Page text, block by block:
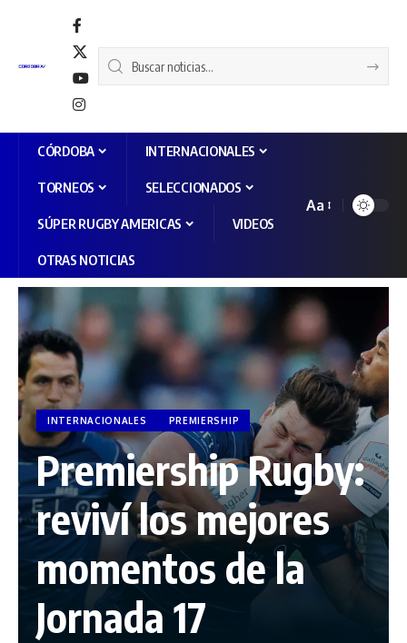
CÓRDOBA INTERNACIONALES
TORNEOS SELECCIONADOS
SÚPER RUGBY AMERICAS VIDEOS
OTRAS NOTICIAS
Aa
INTERNACIONALES PREMIERSHIP
Premiership Rugby:
reviví los mejores
momentos de la
Jornada 17